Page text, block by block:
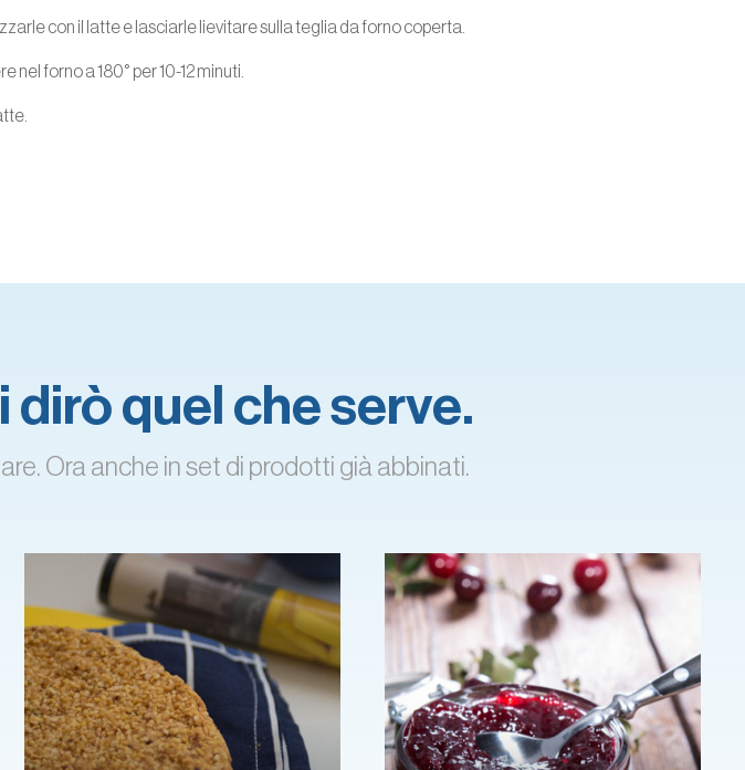
con il latte e lasciarle lievitare sulla teglia da forno coperta.
forno a 180° per 10-12 minuti.
quel che serve.
Ora anche in set di prodotti già abbinati.